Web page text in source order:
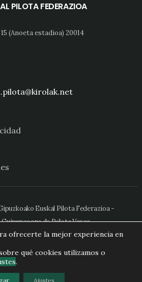
PILOTA FEDERAZIOA
(Anoeta estadioa) 20014
Euskal Pilota Federazioa -
de Pelota Vasca
ofrecerte la mejor experiencia en
qué cookies utilizamos o
.
Ajustes